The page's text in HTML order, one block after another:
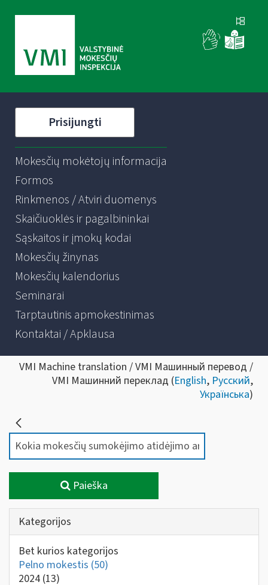
Prisijungti
Mokesčių mokėtojų informacija
Formos
Rinkmenos / Atviri duomenys
Skaičiuoklės ir pagalbininkai
Sąskaitos ir įmokų kodai
Mokesčių žinynas
Mokesčių kalendorius
Seminarai
Tarptautinis apmokestinimas
Kontaktai / Apklausa
VMI Machine translation / VMI Машинный перевод /
VMI Машинний переклад (English, Русский,
Українська)
Paieška
Kategorijos
Bet kurios kategorijos
Pelno mokestis (50)
2024 (13)